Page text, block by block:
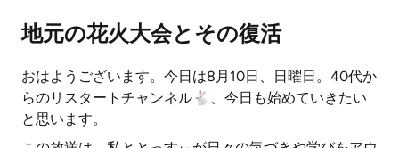
地元の花火大会とその復活
おはようございます。今日は8月10日、日曜日。40代か
らのリスタートチャンネル🐇、今日も始めていきたい
と思います。